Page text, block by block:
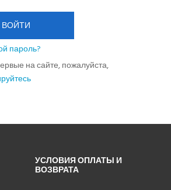
ВОЙТИ
пароль?
на сайте, пожалуйста,
УСЛОВИЯ ОПЛАТЫ И
ВОЗВРАТА